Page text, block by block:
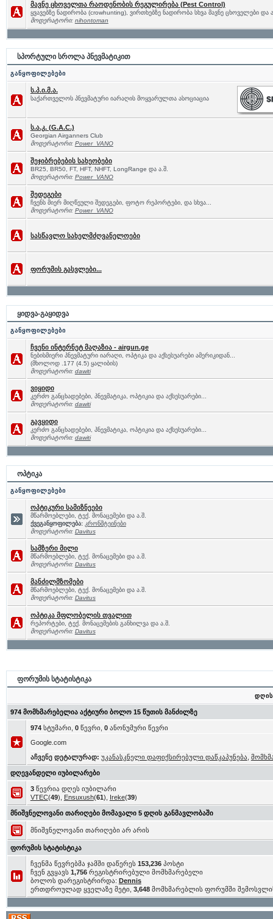
მავნე ცხოველთა რაოდენობის რეგულირება (Pest Control)
ყვავებზე ნადირობა (crowhunting), ვირთხებზე ნადირობა სხვა მავნე ცხოველები და
მოდერატორი: nihontoman
სპორტული სროლა პნევმატიკით
განყოფილებები
ს.პ.ი.მ.ა.
საქართველოს პნევმატური იარაღის მოყვარულთა ასოციაცია
ს.ა.კ. (G.A.C.)
Georgian Airganners Club
მოდერატორი: Power_VANO
შეჯიბრებების სახეობები
BR25, BR50, FT, HFT, NHFT, LongRange და ა.შ.
მოდერატორი: Power_VANO
შედეგები
ჩვენს მიერ მიღწეული შედეგები, ფოტო რეპორტები, და სხვა...
მოდერატორი: Power_VANO
სასწავლო სახელმძღვანელოები
ფორუმის გასვლები...
ყიდვა-გაყიდვა
განყოფილებები
ჩვენი ინტერნეტ მაღაზია - airgun.ge
ნებისმიერი პნევმატური იარაღი, ოპტიკა და აქსესუარები ამერიკიდან...
(მხოლოდ .177 (4.5) ყალიბის)
მოდერატორი: dawiti
ვიყიდი
კერძო განცხადებები, პნევმატიკა, ოპტიკია და აქსესუარები...
მოდერატორი: dawiti
გავყიდი
კერძო განცხადებები, პნევმატიკა, ოპტიკია და აქსესუარები...
მოდერატორი: dawiti
ოპტიკა
განყოფილებები
ოპტიკური სამიზნეები
მწარმოებლები, ტექ. მონაცემები და ა.შ.
ქვეგანყოფილება: კრონშტეინები
მოდერატორი: Davitus
სამზერი მილი
მწარმოებლები, ტექ. მონაცემები და ა.შ.
მოდერატორი: Davitus
მანძილმზომები
მწარმოებლები, ტექ. მონაცემები და ა.შ.
მოდერატორი: Davitus
ოპტიკა მფლობელის თვალით
რეპორტები, ტექ. მონაცემების განხილვა და ა.შ.
მოდერატორი: Davitus
ფორუმის სტატისტიკა
დღის
974 მომხმარებელია აქტიური ბოლო 15 წუთის მანძილზე
974სტუმარი, 0წევრი, 0ანონუმური წევრი
Google.com
აჩვენე დეტალურად: უკანასკნელი დაფიქსირებული დაწკაპუნება
დღევანდელი იუბილარები
3წევრია დღეს იუბილარი
VTEC(49), Ensuxush(61), Ireke(39)
მნიშვნელოვანი თარიღები მომავალი 5 დღის განმავლობაში
მნიშვნელოვანი თარიღები არ არის
ფორუმის სტატისტიკა
ჩვენმა წევრებმა ჯამში დაწერეს 153,236პოსტი
ჩვენ გვყავს 1,756რეგისტრირებული მომხმარებელი
ბოლოს დარეგისტრირდა: Dennis
ერთდროულად ყველაზე მეტი, 3,648მომხმარებლის ფორუმში